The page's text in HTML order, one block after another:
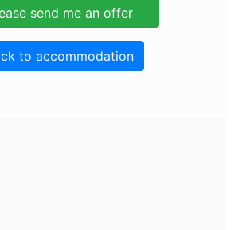
to accommodation